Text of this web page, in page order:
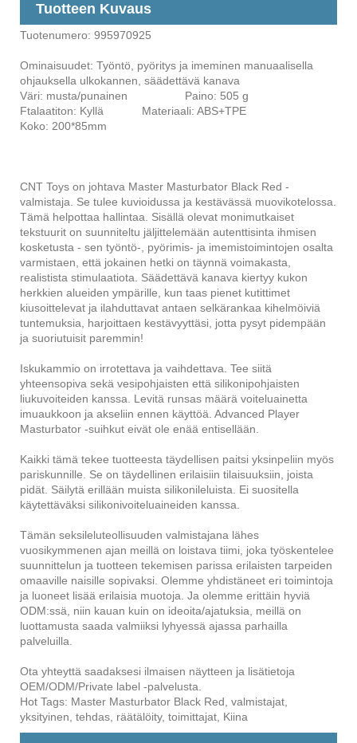
Tuotteen Kuvaus
Tuotenumero: 995970925
Ominaisuudet: Työntö, pyöritys ja imeminen manuaalisella
ohjauksella ulkokannen, säädettävä kanava
Väri: musta/punainen Paino: 505 g
Ftalaatiton: Kyllä Materiaali: ABS+TPE
Koko: 200*85mm
CNT Toys on johtava Master Masturbator Black Red -
valmistaja. Se tulee kuvioidussa ja kestävässä muovikotelossa.
Tämä helpottaa hallintaa. Sisällä olevat monimutkaiset
tekstuurit on suunniteltu jäljittelemään autenttisinta ihmisen
kosketusta - sen työntö-, pyörimis- ja imemistoimintojen osalta
varmistaen, että jokainen hetki on täynnä voimakasta,
realistista stimulaatiota. Säädettävä kanava kiertyy kukon
herkkien alueiden ympärille, kun taas pienet kutittimet
kiusoittelevat ja ilahduttavat antaen selkärankaa kihelmöiviä
tuntemuksia, harjoittaen kestävyyttäsi, jotta pysyt pidempään
ja suoriutuisit paremmin!
Iskukammio on irrotettava ja vaihdettava. Tee siitä
yhteensopiva sekä vesipohjaisten että silikonipohjaisten
liukuvoiteiden kanssa. Levitä runsas määrä voiteluainetta
imuaukkoon ja akseliin ennen käyttöä. Advanced Player
Masturbator -suihkut eivät ole enää entisellään.
Kaikki tämä tekee tuotteesta täydellisen paitsi yksinpeliin myös
pariskunnille. Se on täydellinen erilaisiin tilaisuuksiin, joista
pidät. Säilytä erillään muista silikonileluista. Ei suositella
käytettäväksi silikonivoiteluaineiden kanssa.
Tämän seksileluteollisuuden valmistajana lähes
vuosikymmenen ajan meillä on loistava tiimi, joka työskentelee
suunnittelun ja tuotteen tekemisen parissa erilaisten tarpeiden
omaaville naisille sopivaksi. Olemme yhdistäneet eri toimintoja
ja luoneet lisää erilaisia ​​muotoja. Ja olemme erittäin hyviä
ODM:ssä, niin kauan kuin on ideoita/ajatuksia, meillä on
luottamusta saada valmiiksi lyhyessä ajassa parhailla
palveluilla.
Ota yhteyttä saadaksesi ilmaisen näytteen ja lisätietoja
OEM/ODM/Private label -palvelusta.
Hot Tags: Master Masturbator Black Red, valmistajat,
yksityinen, tehdas, räätälöity, toimittajat, Kiina